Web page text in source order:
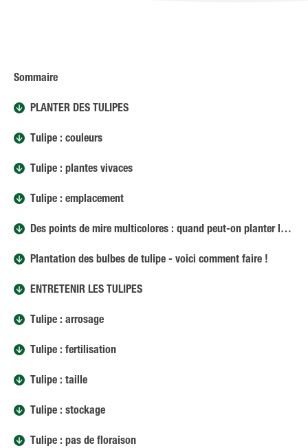
Sommaire
PLANTER DES TULIPES
Tulipe : couleurs
Tulipe : plantes vivaces
Tulipe : emplacement
Des points de mire multicolores : quand peut-on planter les tulipes ?
Plantation des bulbes de tulipe - voici comment faire !
ENTRETENIR LES TULIPES
Tulipe : arrosage
Tulipe : fertilisation
Tulipe : taille
Tulipe : stockage
Tulipe : pas de floraison